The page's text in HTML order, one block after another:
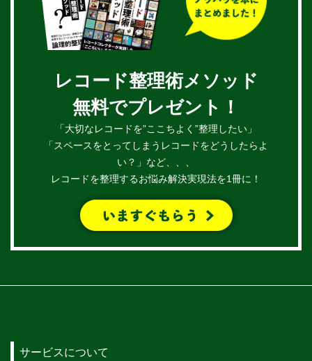
レコード整理術メソッド
無料でプレゼント！
「大切なレコードを”ここちよく”整理したい」
「スペースをとってしまうレコードをどうしたらよ
い？」など、、、
レコードを整理するお悩み解決実現法を1冊に！
サービスについて